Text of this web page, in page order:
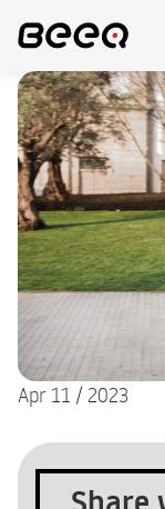
Apr 11 / 2023